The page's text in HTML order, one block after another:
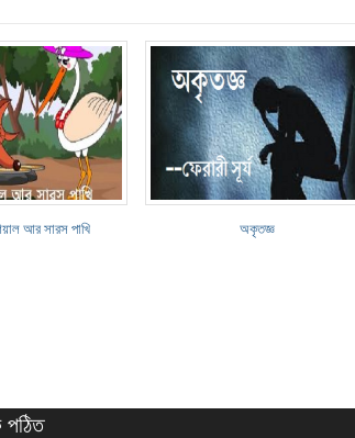
আর সারস পাখি অকৃতজ্ঞ
পঠিত